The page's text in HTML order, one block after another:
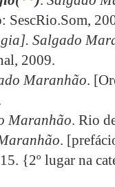
SescRio.Som,
Salgado
2009.
Maranhão.
Maranhão. Rio
.
{2º lugar na